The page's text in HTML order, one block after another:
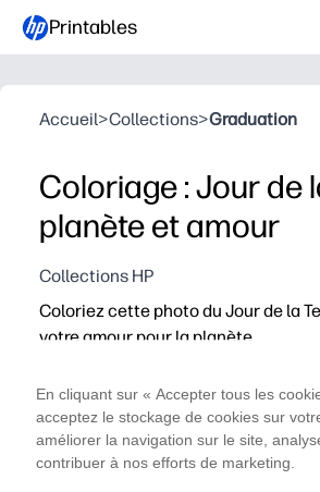
Printables
Accueil>Collections>Graduation
Coloriage : Jour de
planète et amour
Collections HP
Coloriez cette photo du Jour de la
votre amour pour la planète.
En cliquant sur « Accepter tous les
acceptez le stockage de cookies sur
améliorer la navigation sur le site,
contribuer à nos efforts de marketing.